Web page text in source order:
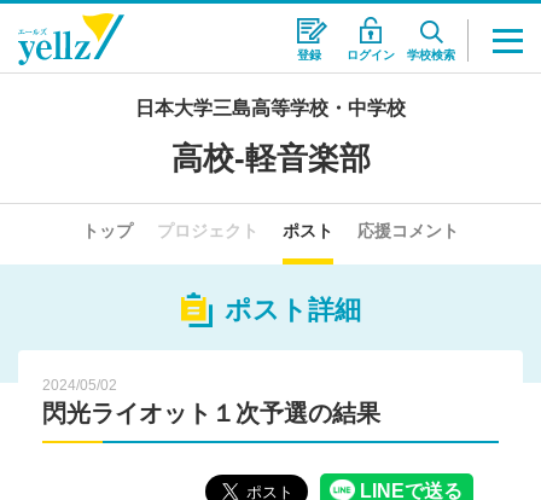
登録 ログイン 学校検索
日本大学三島高等学校・中学校
高校-軽音楽部
トップ プロジェクト ポスト 応援コメント
ポスト詳細
2024/05/02
閃光ライオット１次予選の結果